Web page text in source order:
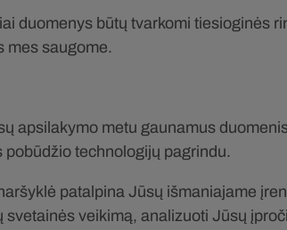
duomenys būtų tvarkomi tiesioginės
mes saugome.
apsilakymo metu gaunamus
pobūdžio technologijų pagrindu.
patalpina Jūsų išmaniajame
veikimą, analizuoti Jūsų